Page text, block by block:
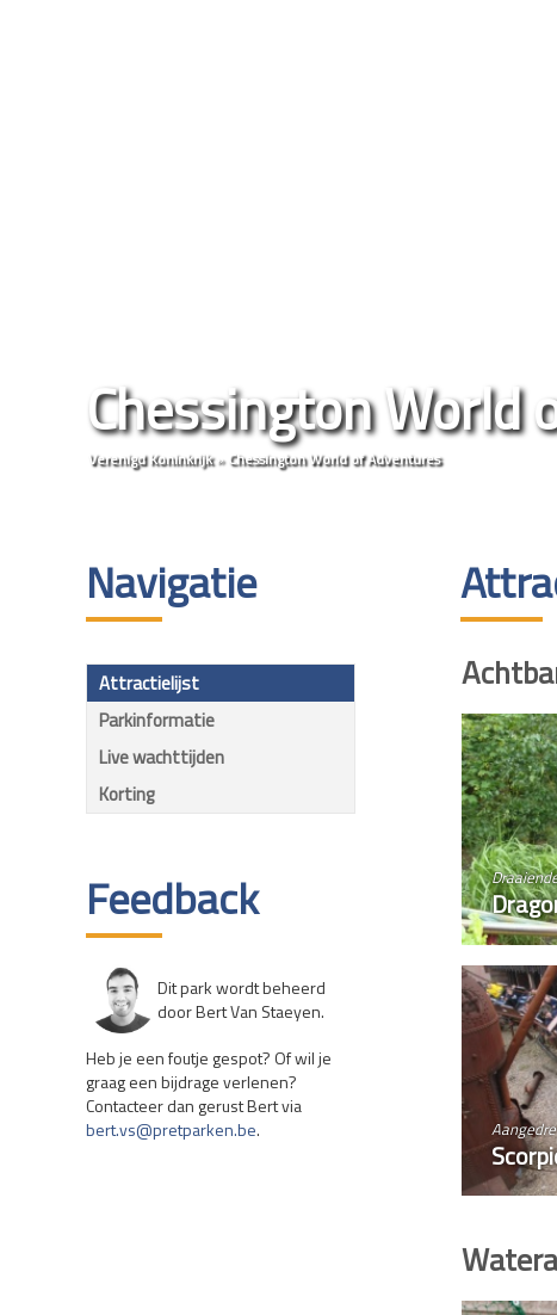
Chessington World
Verenigd Koninkrijk»Chessington World of Adventures
Navigatie
Attractielijst
Parkinformatie
Live wachttijden
Korting
Feedback
Dit park wordt beheerd
door Bert Van Staeyen.
Heb je een foutje gespot? Of wil je
graag een bijdrage verlenen?
Contacteer dan gerust Bert via
bert.vs@pretparken.be.